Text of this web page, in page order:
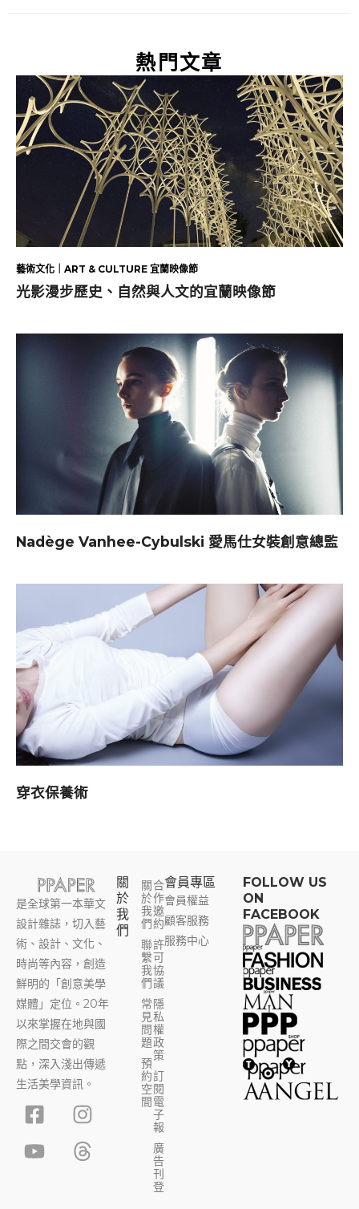
熱門文章
藝術文化｜ART & CULTURE 宜蘭映像節
光影漫步歷史、自然與人文的宜蘭映像節
Nadège Vanhee-Cybulski 愛馬仕女裝創意總監
穿衣保養術
是全球第一本華文
設計雜誌，切入藝
術、設計、文化、
時尚等內容，創造
鮮明的「創意美學
媒體」定位。20年
以來掌握在地與國
際之間交會的觀
點，深入淺出傳遞
生活美學資訊。
F
a
c
I
n
s
t
Y
o
u
T
h
r
e
關
於
我
們
關
於
我
們
聯
繫
我
們
常
見
問
題
預
約
空
間
合
作
邀
約
許
可
協
議
隱
私
權
政
策
訂
閱
電
子
報
廣
告
刊
登
會員專區​
會員權益
顧客服務
服務中心
FOLLOW US
ON
FACEBOOK